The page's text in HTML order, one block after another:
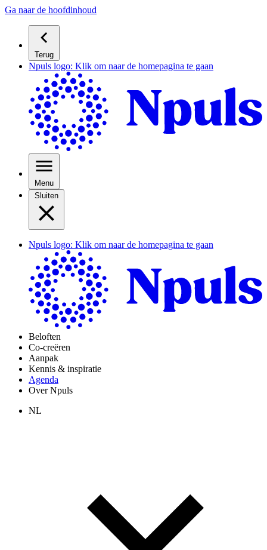
Ga naar de hoofdinhoud
Terug
Npuls logo: Klik om naar de homepagina te gaan
Menu
Sluiten
Npuls logo: Klik om naar de homepagina te gaan
Beloften
Co-creëren
Aanpak
Kennis & inspiratie
Agenda
Over Npuls
NL